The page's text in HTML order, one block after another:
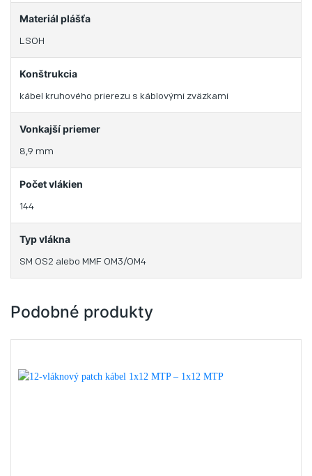
Materiál plášťa
LSOH
Konštrukcia
kábel kruhového prierezu s káblovými zväzkami
Vonkajší priemer
8,9 mm
Počet vlákien
144
Typ vlákna
SM OS2 alebo MMF OM3/OM4
Podobné produkty